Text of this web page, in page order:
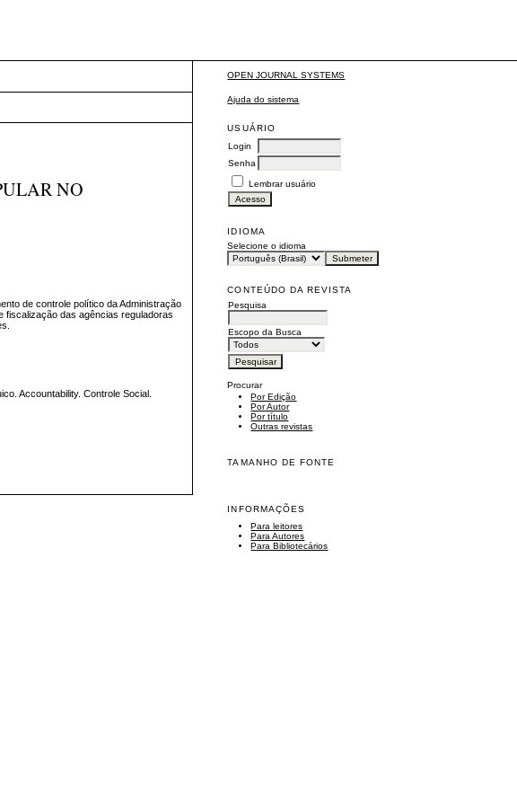
OPEN JOURNAL SYSTEMS
Ajuda do sistema
USUÁRIO
Login
Senha
Lembrar usuário
IDIOMA
Selecione o idioma
CONTEÚDO DA REVISTA
Pesquisa
Escopo da Busca
Procurar
Por Edição
Por Autor
Por título
Outras revistas
TAMANHO DE FONTE
INFORMAÇÕES
Para leitores
Para Autores
Para Bibliotecários
NO
de controle político da Administração
fiscalização das agências reguladoras
Accountability. Controle Social.